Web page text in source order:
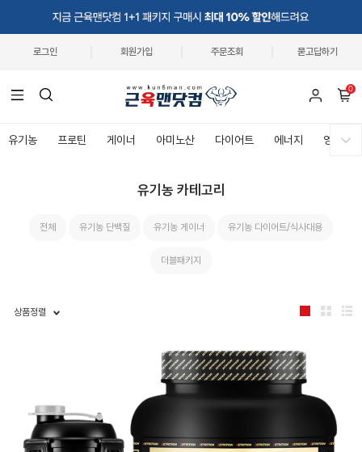
로그인 회원가입 주문조회 묻고답하기
0
유기농 프로틴 게이너 아미노산 다이어트 에너지 영양제
유기농 카테고리
전체 유기농 단백질 유기농 게이너 유기농 다이어트/식사대용
더블패키지
상품정렬